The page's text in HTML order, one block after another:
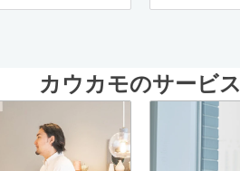
カウカモのサービス